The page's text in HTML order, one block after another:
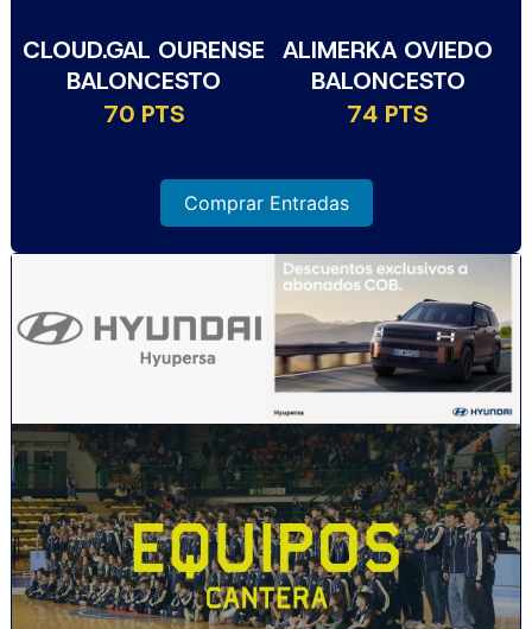
CLOUD.GAL OURENSE
BALONCESTO
70 PTS
ALIMERKA OVIEDO
BALONCESTO
74 PTS
Comprar Entradas